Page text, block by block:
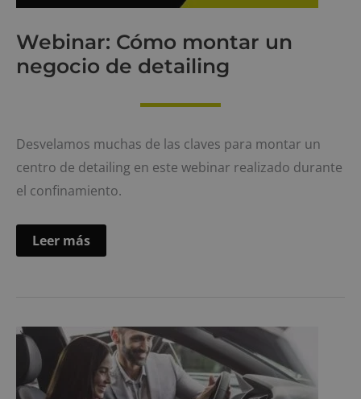
Webinar: Cómo montar un
negocio de detailing
Desvelamos muchas de las claves para montar un
centro de detailing en este webinar realizado durante
el confinamiento.
Webinar:
Cómo
Leer más